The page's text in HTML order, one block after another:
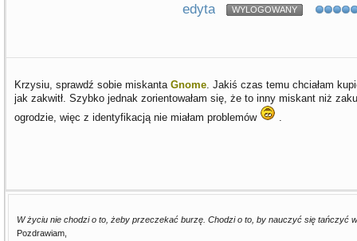
edyta WYLOGOWANY
Krzysiu, sprawdź sobie miskanta Gnome. Jakiś czas temu chciałam
jak zakwitł. Szybko jednak zorientowałam się, że to inny miskant niż
ogrodzie, więc z identyfikacją nie miałam problemów
.
W życiu nie chodzi o to, żeby przeczekać burzę. Chodzi o to, by nauczyć się tańczyć
Pozdrawiam,